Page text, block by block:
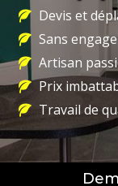
Devis et
Sans
Artisan
Prix
Travail de